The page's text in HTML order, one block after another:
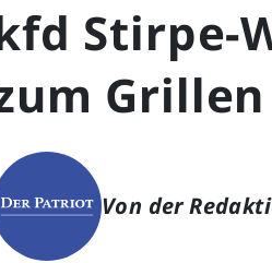
Stirpe-
Von der